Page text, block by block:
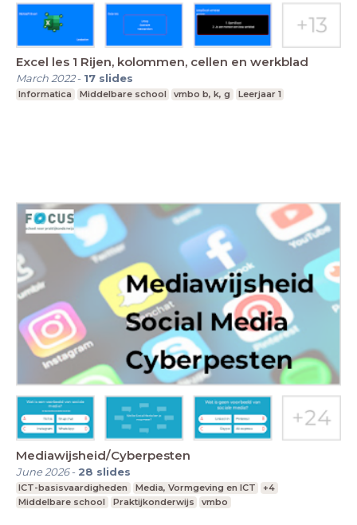
Excel les 1 Rijen, kolommen, cellen en werkblad
March 2022- 17 slides
Informatica Middelbare school vmbo b, k, g Leerjaar 1
Mediawijsheid/Cyberpesten
June 2026- 28 slides
ICT-basisvaardigheden Media, Vormgeving en ICT
+4
Middelbare school
Praktijkonderwijs vmbo